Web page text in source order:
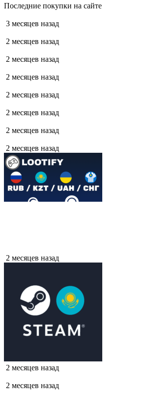
Последние покупки на сайте
3 месяцев назад
2 месяцев назад
2 месяцев назад
2 месяцев назад
2 месяцев назад
2 месяцев назад
2 месяцев назад
2 месяцев назад
2 месяцев назад
2 месяцев назад
2 месяцев назад